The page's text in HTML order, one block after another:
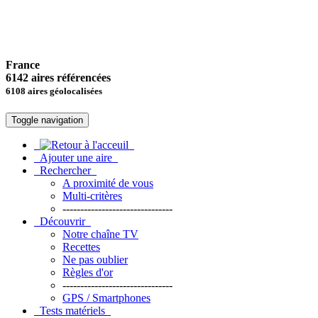
France
6142 aires référencées
6108 aires géolocalisées
Toggle navigation
Ajouter une aire
Rechercher
A proximité de vous
Multi-critères
-------------------------------
Découvrir
Notre chaîne TV
Recettes
Ne pas oublier
Règles d'or
-------------------------------
GPS / Smartphones
Tests matériels